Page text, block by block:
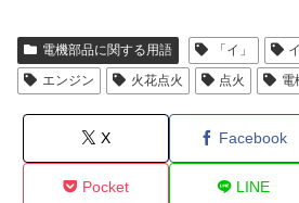
電機部品に関する用語 「イ」
エンジン
火花点火 点火 電
X Facebook
Pocket LINE